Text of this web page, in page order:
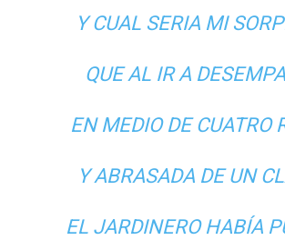
Y CUAL SERIA MI
QUE AL IR A
EN MEDIO DE CUATRO
Y ABRASADA DE UN
EL JARDINERO HABÍA